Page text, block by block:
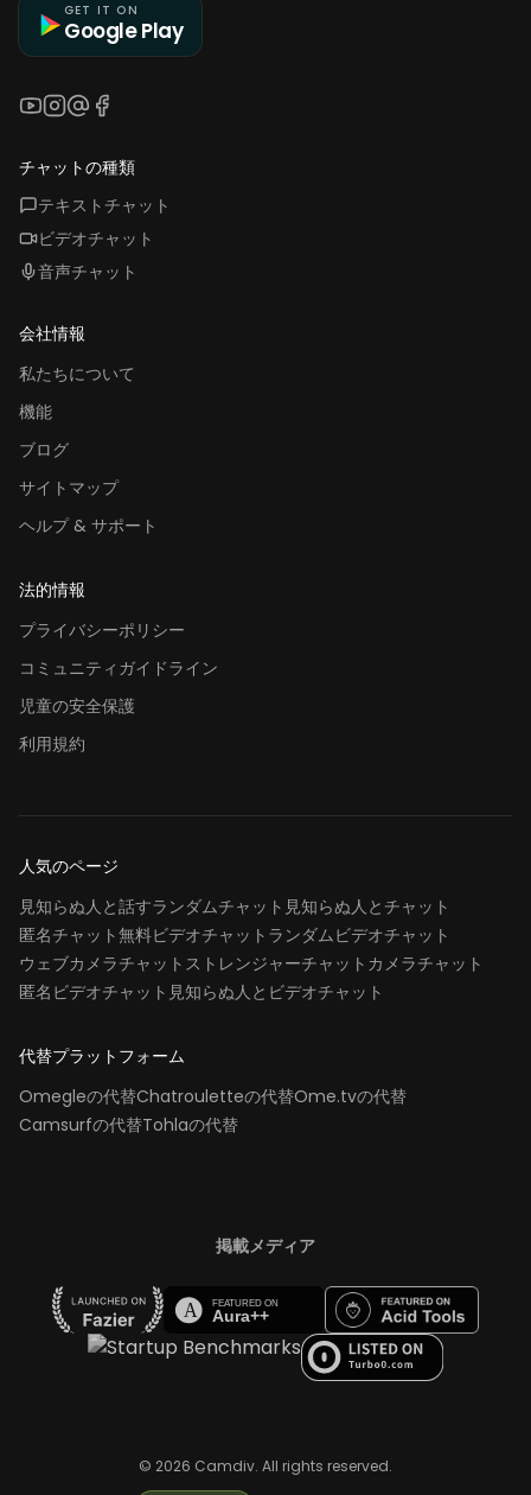
GET IT ON
Google Play
チャットの種類
テキストチャット
ビデオチャット
音声チャット
会社情報
私たちについて
機能
ブログ
サイトマップ
ヘルプ & サポート
法的情報
プライバシーポリシー
コミュニティガイドライン
児童の安全保護
利用規約
人気のページ
見知らぬ人と話すランダムチャット 見知らぬ人とチャット
匿名チャット無料ビデオチャット ランダムビデオチャット
ウェブカメラチャット ストレンジャーチャット カメラチャット
匿名ビデオチャット 見知らぬ人とビデオチャット
代替プラットフォーム
Omegleの代替Chatrouletteの代替Ome.tvの代替
Camsurfの代替Tohlaの代替
掲載メディア
© 2026 Camdiv. All rights reserved.